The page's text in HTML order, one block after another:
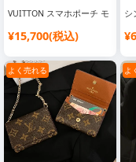
VUITTON スマホポーチ モ
ノグラム柄 大容量 ポシェ
ッグ 小物収納
iphoneandroidスマホケー
ス全機種対応 斜めがけ ミ
ニバッグ
¥15,700(税込)
シ
め
よく売れる よ